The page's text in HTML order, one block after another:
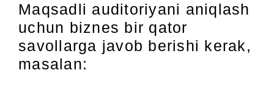
Maqsadli auditoriyani aniqlash
uchun biznes bir qator
savollarga javob berishi kerak,
masalan: